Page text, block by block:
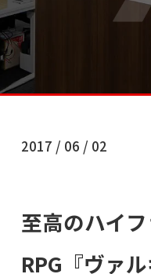
2017 / 06 / 02
至高のハイ
RPG『ヴァ